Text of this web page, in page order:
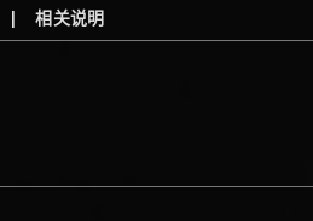
|相关说明